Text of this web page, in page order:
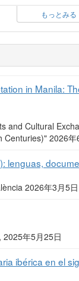
もっとみる
in Manila:
and Cultural
2026年
lenguas,
2026年3月5日
年5月25日
ibérica en el